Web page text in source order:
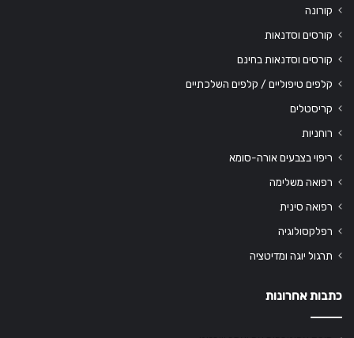
קורונה
קורסים וסדנאות
קורסים וסדנאות בחינם
קלפים טיפוליים / קלפים השלכתיים
קריסטלים
רוחניות
ריפוי בצבעים אורה-סומא
רפואה משלימה
רפואה סינית
רפלקסולוגיה
תרגול יוגה ומדיטציה
כתבות אחרונות